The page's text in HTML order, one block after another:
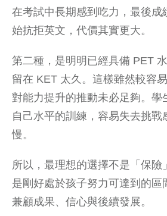
在考試中長期感到吃力，最後成
始抗拒英文，代價其實更大。
第二種，是明明已經具備 PET
留在 KET 太久。這樣雖然較容
對能力提升的推動未必足夠。學
自己水平的訓練，容易失去挑戰
慢。
所以，最理想的選擇不是「保險
是剛好處於孩子努力可達到的區
兼顧成果、信心與後續發展。